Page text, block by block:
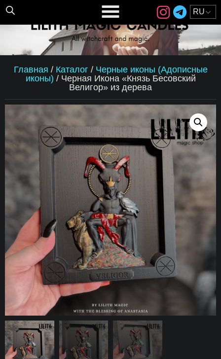
Главная / Каталог / Черные иконы (Адописные
иконы) / Черная Икона «Князь Бесовский
Велигор» из дерева